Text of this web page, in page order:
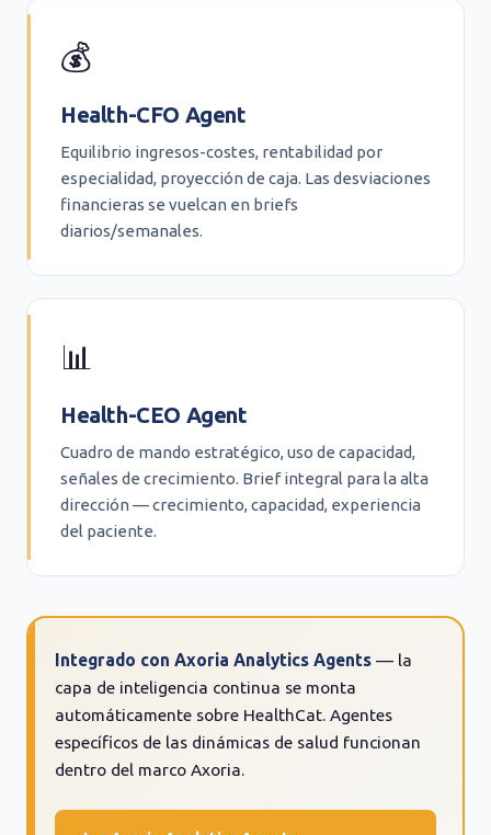
💰
Health-CFO Agent
Equilibrio ingresos-costes, rentabilidad por
especialidad, proyección de caja. Las desviaciones
financieras se vuelcan en briefs
diarios/semanales.
📊
Health-CEO Agent
Cuadro de mando estratégico, uso de capacidad,
señales de crecimiento. Brief integral para la alta
dirección — crecimiento, capacidad, experiencia
del paciente.
Integrado con Axoria Analytics Agents — la
capa de inteligencia continua se monta
automáticamente sobre HealthCat. Agentes
específicos de las dinámicas de salud funcionan
dentro del marco Axoria.